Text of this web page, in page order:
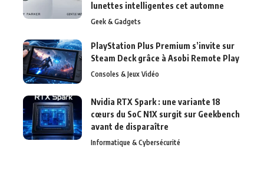
lunettes intelligentes cet automne
Geek & Gadgets
PlayStation Plus Premium s’invite sur
Steam Deck grâce à Asobi Remote Play
Consoles & Jeux Vidéo
Nvidia RTX Spark : une variante 18
cœurs du SoC N1X surgit sur Geekbench
avant de disparaître
Informatique & Cybersécurité